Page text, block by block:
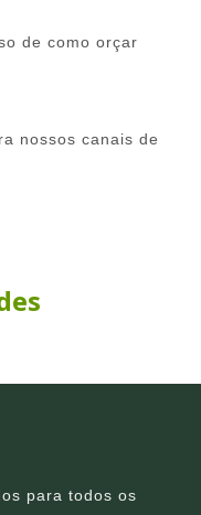
de como orçar
nossos canais de
para todos os